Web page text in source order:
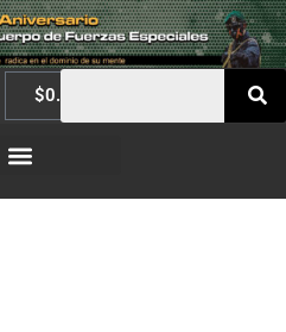
$0.00